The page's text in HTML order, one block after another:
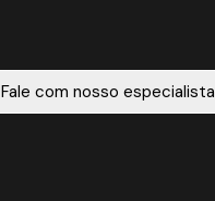
Fale com nosso especialista